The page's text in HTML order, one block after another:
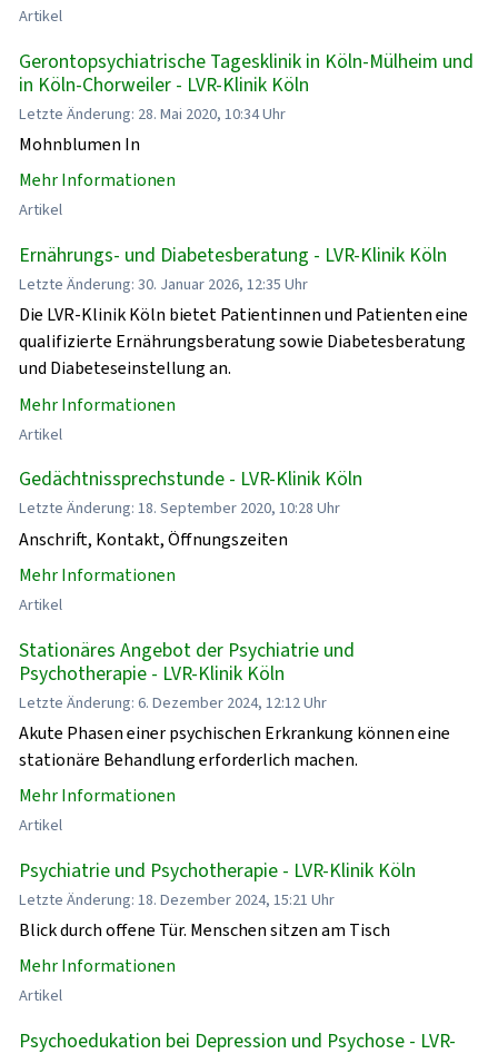
Artikel
Gerontopsychiatrische Tagesklinik in Köln-Mülheim und
in Köln-Chorweiler - LVR-Klinik Köln
Letzte Änderung: 28. Mai 2020, 10:34 Uhr
Mohnblumen In
Mehr Informationen
Artikel
Ernährungs- und Diabetesberatung - LVR-Klinik Köln
Letzte Änderung: 30. Januar 2026, 12:35 Uhr
Die LVR-Klinik Köln bietet Patientinnen und Patienten eine
qualifizierte Ernährungsberatung sowie Diabetesberatung
und Diabeteseinstellung an.
Mehr Informationen
Artikel
Gedächtnissprechstunde - LVR-Klinik Köln
Letzte Änderung: 18. September 2020, 10:28 Uhr
Anschrift, Kontakt, Öffnungszeiten
Mehr Informationen
Artikel
Stationäres Angebot der Psychiatrie und
Psychotherapie - LVR-Klinik Köln
Letzte Änderung: 6. Dezember 2024, 12:12 Uhr
Akute Phasen einer psychischen Erkrankung können eine
stationäre Behandlung erforderlich machen.
Mehr Informationen
Artikel
Psychiatrie und Psychotherapie - LVR-Klinik Köln
Letzte Änderung: 18. Dezember 2024, 15:21 Uhr
Blick durch offene Tür. Menschen sitzen am Tisch
Mehr Informationen
Artikel
Psychoedukation bei Depression und Psychose - LVR-